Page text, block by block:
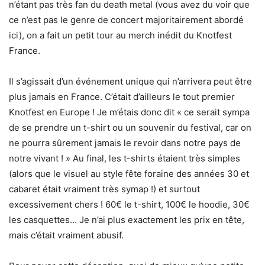
n’étant pas très fan du death metal (vous avez du voir que
ce n’est pas le genre de concert majoritairement abordé
ici), on a fait un petit tour au merch inédit du Knotfest
France.
Il s’agissait d’un événement unique qui n’arrivera peut être
plus jamais en France. C’était d’ailleurs le tout premier
Knotfest en Europe ! Je m’étais donc dit « ce serait sympa
de se prendre un t-shirt ou un souvenir du festival, car on
ne pourra sûrement jamais le revoir dans notre pays de
notre vivant ! » Au final, les t-shirts étaient très simples
(alors que le visuel au style fête foraine des années 30 et
cabaret était vraiment très symap !) et surtout
excessivement chers ! 60€ le t-shirt, 100€ le hoodie, 30€
les casquettes… Je n’ai plus exactement les prix en tête,
mais c’était vraiment abusif.